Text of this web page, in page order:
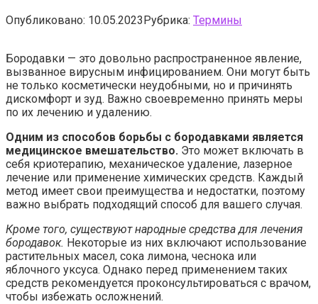
Опубликовано: 10.05.2023Рубрика: Термины
Бородавки — это довольно распространенное явление,
вызванное вирусным инфицированием. Они могут быть
не только косметически неудобными, но и причинять
дискомфорт и зуд. Важно своевременно принять меры
по их лечению и удалению.
Одним из способов борьбы с бородавками является
медицинское вмешательство. Это может включать в
себя криотерапию, механическое удаление, лазерное
лечение или применение химических средств. Каждый
метод имеет свои преимущества и недостатки, поэтому
важно выбрать подходящий способ для вашего случая.
Кроме того, существуют народные средства для лечения
бородавок. Некоторые из них включают использование
растительных масел, сока лимона, чеснока или
яблочного уксуса. Однако перед применением таких
средств рекомендуется проконсультироваться с врачом,
чтобы избежать осложнений.